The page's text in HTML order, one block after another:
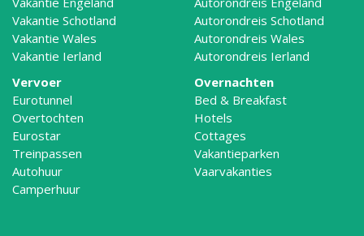
Vakantie Schotland
Vakantie Wales
Vakantie Ierland
Autorondreis Schotland
Autorondreis Wales
Autorondreis Ierland
Vervoer
Eurotunnel
Overtochten
Eurostar
Treinpassen
Autohuur
Camperhuur
Overnachten
Bed & Breakfast
Hotels
Cottages
Vakantieparken
Vaarvakanties